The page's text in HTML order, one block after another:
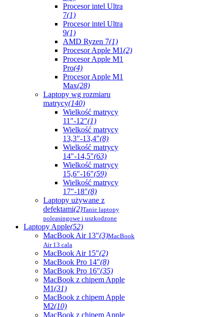
Procesor intel Ultra
7(1)
Procesor intel Ultra
9(1)
AMD Ryzen 7(1)
Procesor Apple M1(2)
Procesor Apple M1
Pro(4)
Procesor Apple M1
Max(28)
Laptopy wg rozmiaru
matrycy(140)
Wielkość matrycy
11"-12"(1)
Wielkość matrycy
13,3"-13,4"(8)
Wielkość matrycy
14"-14,5"(63)
Wielkość matrycy
15,6"-16"(59)
Wielkość matrycy
17"-18"(8)
Laptopy używane z
defektami(2)Tanie laptopy
poleasingowe i uszkodzone
Laptopy Apple(52)
MacBook Air 13"(3)MacBook
Air 13 cala
MacBook Air 15"(2)
MacBook Pro 14"(8)
MacBook Pro 16"(35)
MacBook z chipem Apple
M1(31)
MacBook z chipem Apple
M2(10)
MacBook z chipem Apple